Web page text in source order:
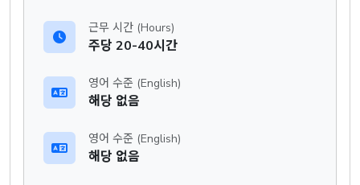
근무 시간 (Hours)
주당 20-40시간
영어 수준 (English)
해당 없음
영어 수준 (English)
해당 없음